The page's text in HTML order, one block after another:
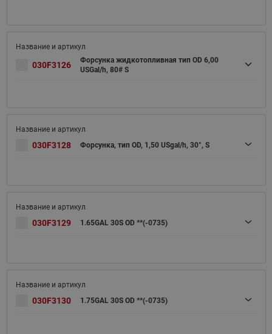
030F3126
Форсунка жидкотопливная тип OD 6,00
USGal/h, 80# S
030F3128 Форсунка, тип OD, 1,50 USgal/h, 30°, S
030F3129 1.65GAL 30S OD **(-0735)
030F3130 1.75GAL 30S OD **(-0735)